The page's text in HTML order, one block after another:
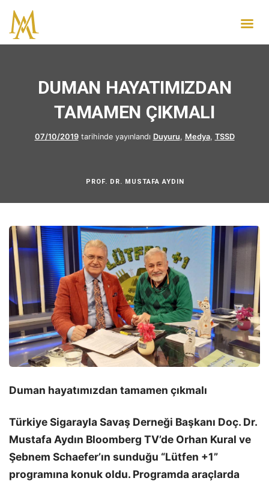
DUMAN HAYATIMIZDAN
TAMAMEN ÇIKMALI
07/10/2019tarihinde yayınlandı Duyuru, Medya, TSSD
PROF. DR. MUSTAFA AYDIN
Duman hayatımızdan tamamen çıkmalı
Türkiye Sigarayla Savaş Derneği Başkanı Doç. Dr.
Mustafa Aydın Bloomberg TV’de Orhan Kural ve
Şebnem Schaefer’ın sunduğu “Lütfen +1”
programına konuk oldu. Programda araçlarda